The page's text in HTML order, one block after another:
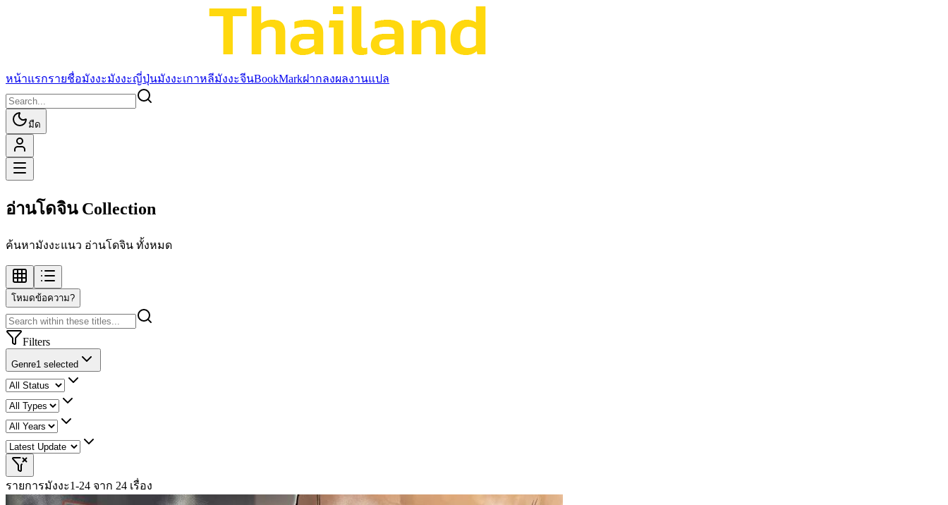
หน้าแรกรายชื่อมังงะมังงะญี่ปุ่นมังงะเกาหลีมังงะจีนBookMarkฝากลงผลงานแปล
มืด
อ่านโดจิน Collection
ค้นหามังงะแนว อ่านโดจิน ทั้งหมด
โหมดข้อความ?
Filters
Genre1 selected
รายการมังงะ1-24 จาก 24 เรื่อง